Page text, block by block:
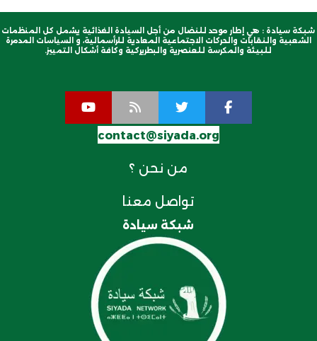
شبكة سيادة : هي إطار موحد للنضال من أجل السيادة الغذائية يشمل كل المنظمات
الشعبية والنقابات والحركات الاجتماعية المعادية للرأسمالية، و السياسات المدمرة
للبيئة والمكرسة للعنصرية والبطريركية وكافة أشكال التمييز.
contact@siyada.org
من نحن ؟
تواصل معنا
شبكة سيادة